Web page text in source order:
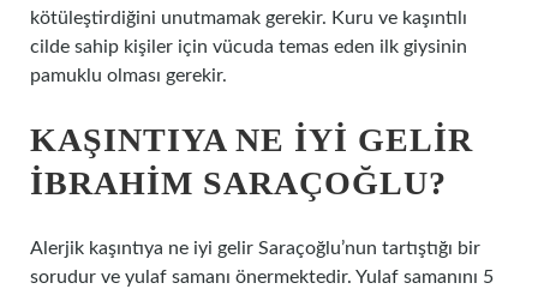
kötüleştirdiğini unutmamak gerekir. Kuru ve kaşıntılı
cilde sahip kişiler için vücuda temas eden ilk giysinin
pamuklu olması gerekir.
KAŞINTIYA NE IYI GELIR
İBRAHIM SARAÇOĞLU?
Alerjik kaşıntıya ne iyi gelir Saraçoğlu’nun tartıştığı bir
sorudur ve yulaf samanı önermektedir. Yulaf samanını 5